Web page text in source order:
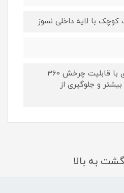
کوچک با لایه داخلی نسوز
دارای سیم بلند 3 متری با قابلیت چرخش 360
و جلوگیری از
به بالا